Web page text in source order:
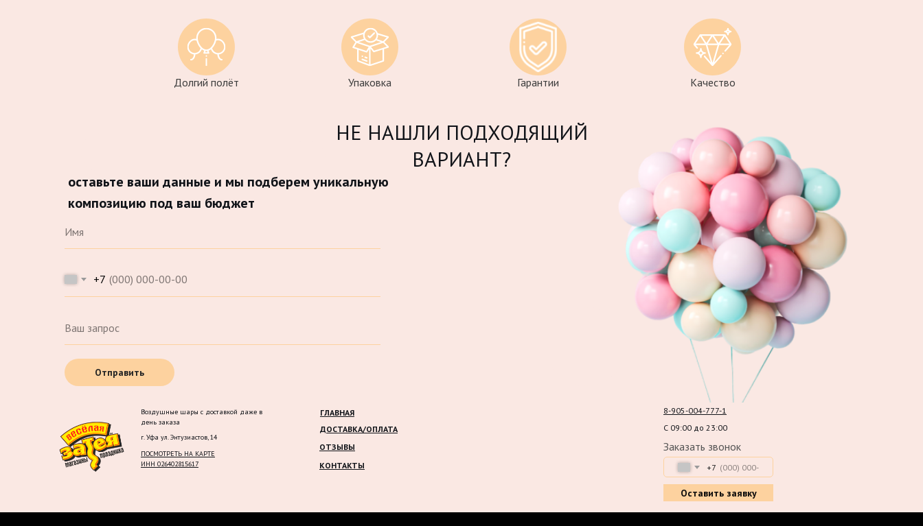
Долгий полёт Упаковка Гарантии Качество
+7
Отправить
оставьте ваши данные и мы подберем уникальную
композицию под ваш бюджет
НЕ НАШЛИ ПОДХОДЯЩИЙ
ВАРИАНТ?
ОТЗЫВЫ
ГЛАВНАЯ
ДОСТАВКА/ОПЛАТА
КОНТАКТЫ
8-905-004-777-1
С 09:00 до 23:00
Воздушные шары с доставкой даже в
день заказа
Заказать звонок
+7
Оставить заявку
г. Уфа ул. Энтузиастов, 14
ПОСМОТРЕТЬ НА КАРТЕ
ИНН 026402815617